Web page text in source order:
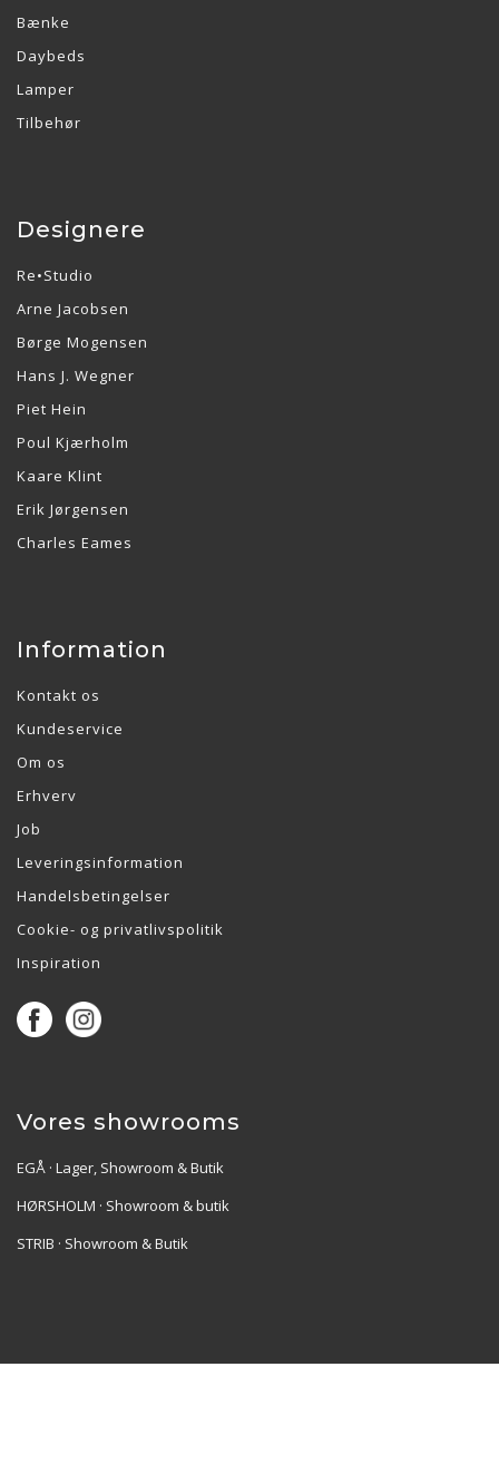
Bænke
Daybeds
Lamper
Tilbehør
Designere
Re•Studio
Arne Jacobsen
Børge Mogensen
Hans J. Wegner
Piet Hein
Poul Kjærholm
Kaare Klint
Erik Jørgensen
Charles Eames
Information
Kontakt os
Kundeservice
Om os
Erhverv
Job
Leveringsinformation
Handelsbetingelser
Cookie- og privatlivspolitik
Inspiration
Vores showrooms
EGÅ · Lager, Showroom & Butik
HØRSHOLM · Showroom & butik
STRIB · Showroom & Butik